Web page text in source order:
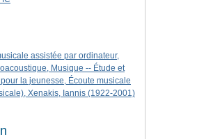
assistée par ordinateur,
Musique -- Étude et
la jeunesse, Écoute musicale
Xenakis, Iannis (1922-2001)